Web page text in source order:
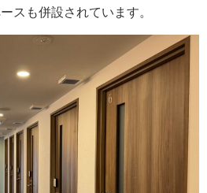
スも併設されています。